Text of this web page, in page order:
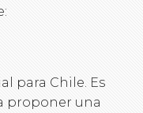
para Chile. Es
proponer una